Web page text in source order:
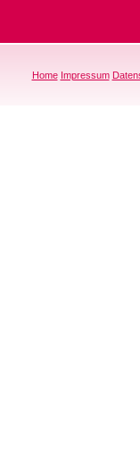
Home Impressum